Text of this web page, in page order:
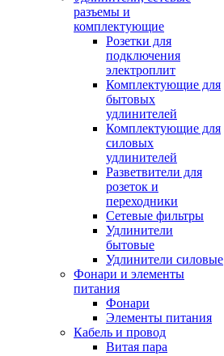
разъемы и
комплектующие
Розетки для
подключения
электроплит
Комплектующие для
бытовых
удлинителей
Комплектующие для
силовых
удлинителей
Разветвители для
розеток и
переходники
Сетевые фильтры
Удлинители
бытовые
Удлинители силовые
Фонари и элементы
питания
Фонари
Элементы питания
Кабель и провод
Витая пара